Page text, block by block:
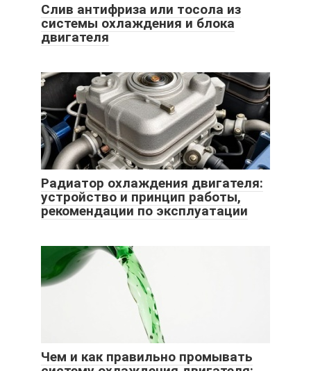
Слив антифриза или тосола из
системы охлаждения и блока
двигателя
Радиатор охлаждения двигателя:
устройство и принцип работы,
рекомендации по эксплуатации
Чем и как правильно промывать